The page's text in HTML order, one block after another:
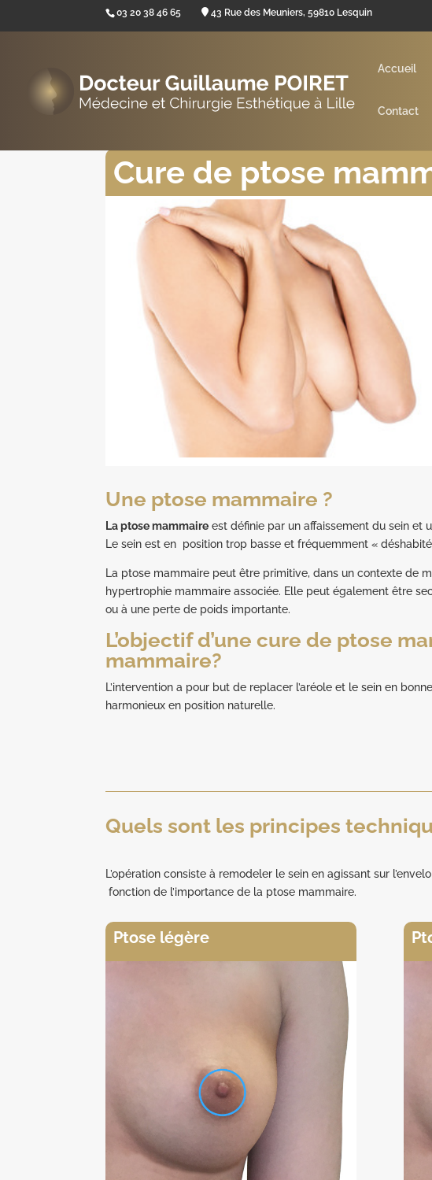
03 20 38 46 65 43 Rue des Meuniers, 59810 Lesquin
Accueil
Contact
Cure de ptose
Une ptose mammaire ?
La ptose mammaire est définie par un affaissement du sein et
Le sein est en position trop basse et fréquemment «
La ptose mammaire peut être primitive, dans un contexte de
hypertrophie mammaire associée. Elle peut également être
ou à une perte de poids importante.
L’objectif d’une cure de ptose
mammaire?
L’intervention a pour but de replacer l’aréole et le sein en
harmonieux en position naturelle.
Quels sont les principes
L’opération consiste à remodeler le sein en agissant sur
fonction de l’importance de la ptose mammaire.
Ptose légère